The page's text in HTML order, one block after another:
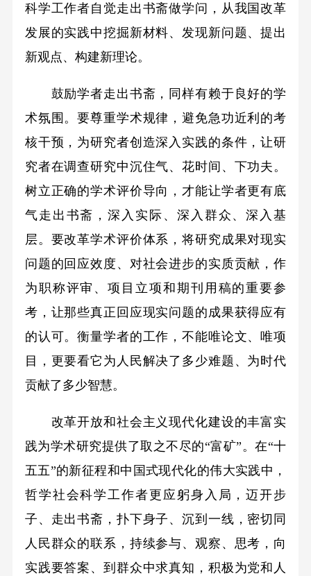
科学工作者自觉走出书斋做学问，从我国改革
发展的实践中挖掘新材料、发现新问题、提出
新观点、构建新理论。
鼓励学者走出书斋，同样有赖于良好的学
术氛围。要尊重学术规律，避免急功近利的考
核干预，为研究者创造深入实践的条件，让研
究者在调查研究中沉住气、花时间、下功夫。
树立正确的学术评价导向，才能让学者更有底
气走出书斋，深入实际、深入群众、深入基
层。要改革学术评价体系，将研究成果对现实
问题的回应效度、对社会进步的实质贡献，作
为职称评审、项目立项和期刊用稿的重要参
考，让那些真正回应现实问题的成果获得应有
的认可。衡量学者的工作，不能唯论文、唯项
目，更要看它为人民解决了多少难题、为时代
贡献了多少智慧。
改革开放和社会主义现代化建设的丰富实
践为学术研究提供了取之不尽的“富矿”。在“十
五五”的新征程和中国式现代化的伟大实践中，
哲学社会科学工作者更应躬身入局，迈开步
子、走出书斋，扑下身子、沉到一线，密切同
人民群众的联系，持续参与、观察、思考，向
实践要答案、到群众中求真知，积极为党和人